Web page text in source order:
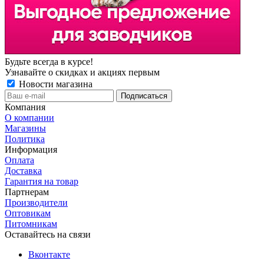
Будьте всегда в курсе!
Узнавайте о скидках и акциях первым
Новости магазина
Компания
О компании
Магазины
Политика
Информация
Оплата
Доставка
Гарантия на товар
Партнерам
Производители
Оптовикам
Питомникам
Оставайтесь на связи
Вконтакте